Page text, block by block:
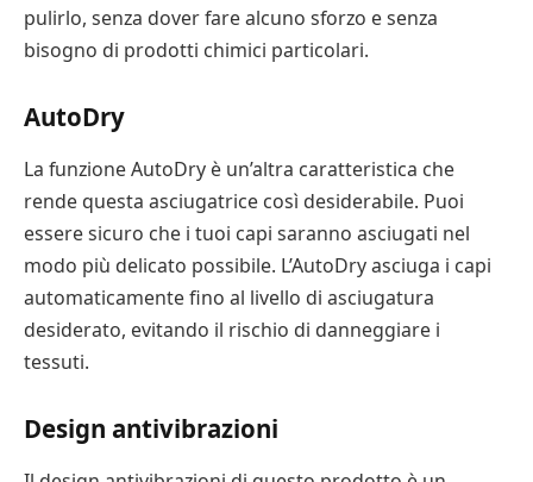
pulirlo, senza dover fare alcuno sforzo e senza
bisogno di prodotti chimici particolari.
AutoDry
La funzione AutoDry è un’altra caratteristica che
rende questa asciugatrice così desiderabile. Puoi
essere sicuro che i tuoi capi saranno asciugati nel
modo più delicato possibile. L’AutoDry asciuga i capi
automaticamente fino al livello di asciugatura
desiderato, evitando il rischio di danneggiare i
tessuti.
Design antivibrazioni